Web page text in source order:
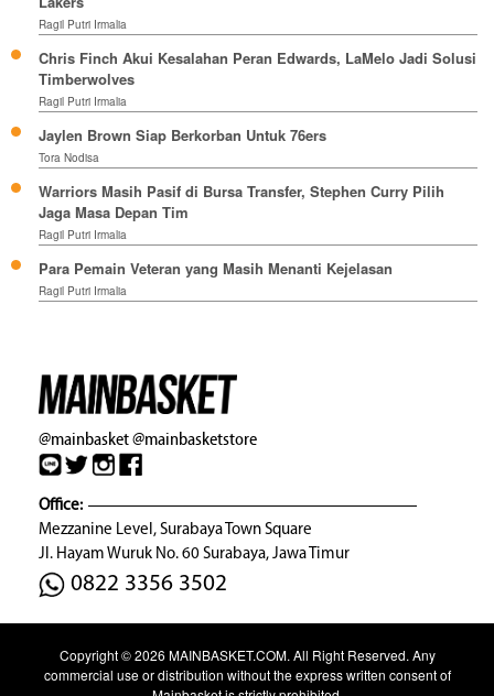
Ragil Putri Irmalia
Chris Finch Akui Kesalahan Peran Edwards, LaMelo Jadi Solusi
Timberwolves
Ragil Putri Irmalia
Jaylen Brown Siap Berkorban Untuk 76ers
Tora Nodisa
Warriors Masih Pasif di Bursa Transfer, Stephen Curry Pilih
Jaga Masa Depan Tim
Ragil Putri Irmalia
Para Pemain Veteran yang Masih Menanti Kejelasan
Ragil Putri Irmalia
@mainbasket@mainbasketstore
Office:
Mezzanine Level, Surabaya Town Square
Jl. Hayam Wuruk No. 60 Surabaya, Jawa Timur
0822 3356 3502
Copyright © 2026 MAINBASKET.COM. All Right Reserved. Any
commercial use or distribution without the express written consent of